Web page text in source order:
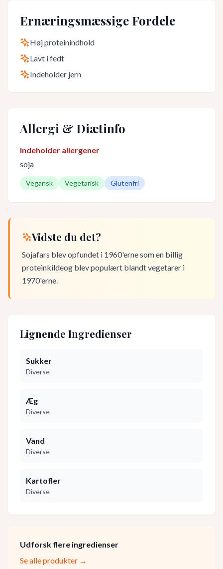
Ernæringsmæssige Fordele
Høj proteinindhold
Lavt i fedt
Indeholder jern
Allergi & Diætinfo
Indeholder allergener
soja
Vegansk Vegetarisk Glutenfri
Vidste du det?
Sojafars blev opfundet i 1960'erne som en billig
proteinkildeog blev populært blandt vegetarer i
1970'erne.
Lignende Ingredienser
Sukker
Diverse
Æg
Diverse
Vand
Diverse
Kartofler
Diverse
Udforsk flere ingredienser
Se alle produkter →